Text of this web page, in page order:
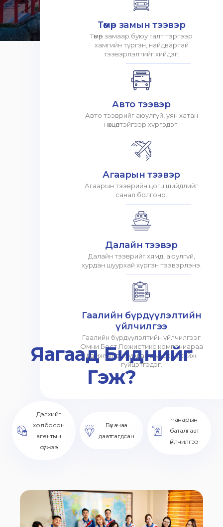
Төмөр замын тээвэр
Төмөр замаар буюу галт тэргээр
хамгийн түргэн, найдвартай
тээвэрлэлтийг хийдэг.
Авто тээвэр
Авто тээврийг аюулгүй, уян хатан
нөхцөлтэйгээр хүргэдэг.
Агаарын тээвэр
Агаарын тээврийн цогц шийдлийг
санал болгоно.
Далайн тээвэр
Далайн тээврийг хямд, аюулгүй,
хурдан шуурхай хүргэн тээвэрлэнэ.
Гаалийн бүрдүүлэлтийн
үйлчилгээ
Гаалийн бүрдүүлэлтийн үйлчилгээг
Омни Бест Ложистикс компаниараа
дамжуулан хурдан шуурхай хийж
гүйцэтгэдэг.
Яагаад Биднийг
Гэж?
Дэлхийг
холбосон
агентын
сүлжээ
Бүх ачаа
даатгагдсан
Чанарын
баталгаат
үйлчилгээ